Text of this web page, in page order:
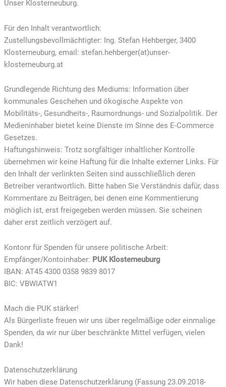
Unser Klosterneuburg.
Für den Inhalt verantwortlich:
Zustellungsbevollmächtigter: Ing. Stefan Hehberger, 3400
Klosterneuburg, email: stefan.hehberger(at)unser-
klosterneuburg.at
Grundlegende Richtung des Mediums: Information über
kommunales Geschehen und ökogische Aspekte von
Mobilitäts-, Gesundheits-, Raumordnungs- und Sozialpolitik. Der
Medieninhaber bietet keine Dienste im Sinne des E-Commerce
Gesetzes.
Haftungshinweis: Trotz sorgfältiger inhaltlicher Kontrolle
übernehmen wir keine Haftung für die Inhalte externer Links. Für
den Inhalt der verlinkten Seiten sind ausschließlich deren
Betreiber verantwortlich. Bitte haben Sie Verständnis dafür, dass
Kommentare zu Beiträgen, bei denen eine Kommentierung
möglich ist, erst freigegeben werden müssen. Sie scheinen
daher erst zeitlich verzögert auf.
Kontonr für Spenden für unsere politische Arbeit:
Empfänger/Kontoinhaber: PUK Klosterneuburg
IBAN: AT45 4300 0358 9839 8017
BIC: VBWIATW1
Mach die PUK stärker!
Als Bürgerliste freuen wir uns über regelmäßige oder einmalige
Spenden, da wir nur über beschränkte Mittel verfügen, vielen
Dank!
Datenschutzerklärung
Wir haben diese Datenschutzerklärung (Fassung 23.09.2018-